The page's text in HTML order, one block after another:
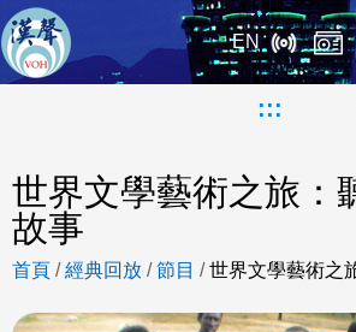
EN
:::
世界文學藝術之旅：
故事
首頁 /經典回放 /節目 /世界文學藝術之